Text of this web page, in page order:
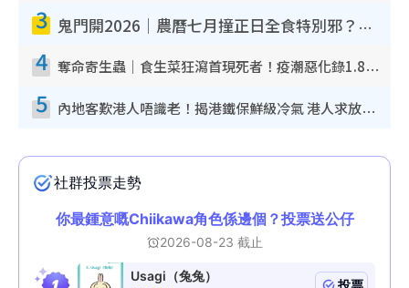
3 鬼門開2026｜農曆七月撞正日全食特別邪？專家警告切忌做一事！揭4大禁忌+2招保平安
4 奪命寄生蟲｜食生菜狂瀉首現死者！疫潮惡化錄1.8萬宗病例 揭洗菜3大謬誤
5 內地客歎港人唔識老！揭港鐵保鮮級冷氣 港人求放過：咪投訴